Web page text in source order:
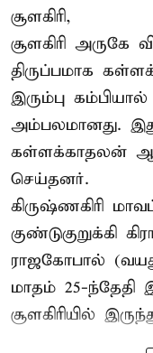
சூளகிரி,
சூளகிரி அருகே
திருப்பமாக
இரும்பு
அம்பலமானது.
கள்ளக்காதலன்
செய்தனர்.
கிருஷ்ணகிரி
குண்டுகுறுக்கி
ராஜகோபால்
மாதம் 25-ந்தேதி
சூளகிரியில்